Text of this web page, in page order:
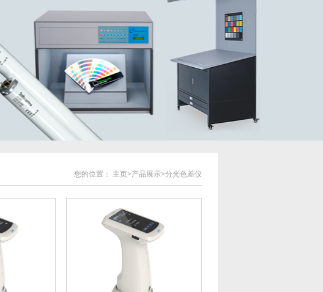
您的位置： 主页>产品展示>分光色差仪